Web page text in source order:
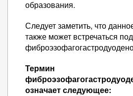
образования.
Следует заметить, что
также может встречаться
Термин
означает следующее: